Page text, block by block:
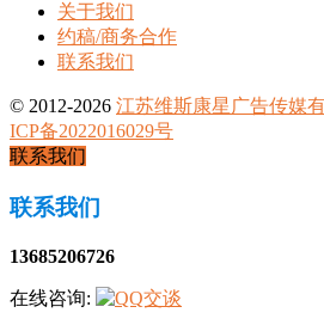
关于我们
约稿/商务合作
联系我们
© 2012-2026 江苏维斯康星广告传媒
ICP备2022016029号
联系我们
联系我们
13685206726
在线咨询: